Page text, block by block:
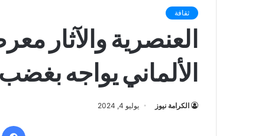
ثقافة
العنصرية والآثار
الألماني يواجه
الكرامة نيوز يوليو 4, 2024